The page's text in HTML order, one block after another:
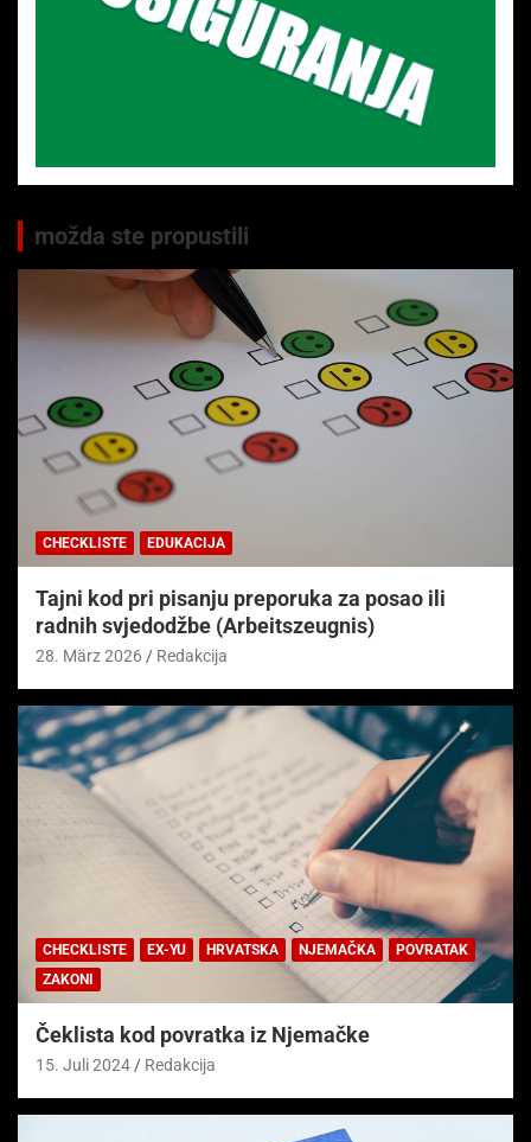
možda ste propustili
CHECKLISTE EDUKACIJA
Tajni kod pri pisanju preporuka za posao ili
radnih svjedodžbe (Arbeitszeugnis)
28. März 2026 Redakcija
CHECKLISTE EX-YU HRVATSKA NJEMAČKA
POVRATAK
ZAKONI
Čeklista kod povratka iz Njemačke
15. Juli 2024 Redakcija